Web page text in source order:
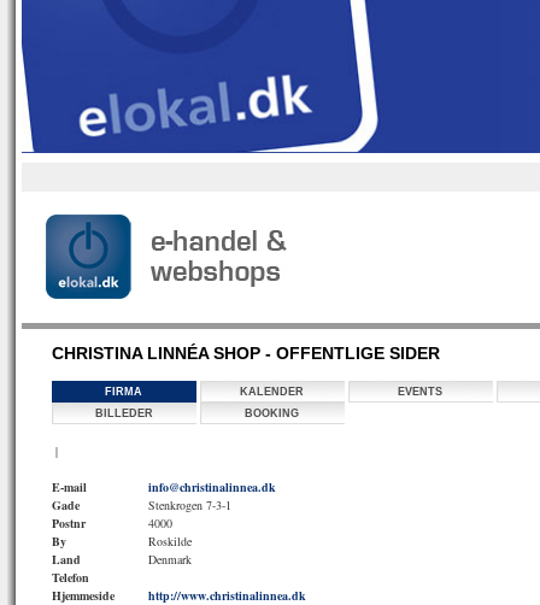
CHRISTINA LINNÉA SHOP - OFFENTLIGE SIDER
FIRMA KALENDER
EVENTS
BILLEDER
BOOKING
|
E-mail
info@christinalinnea.dk
Gade
Stenkrogen 7-3-1
Postnr
4000
By
Roskilde
Land
Denmark
Telefon
Hjemmeside
http://www.christinalinnea.dk